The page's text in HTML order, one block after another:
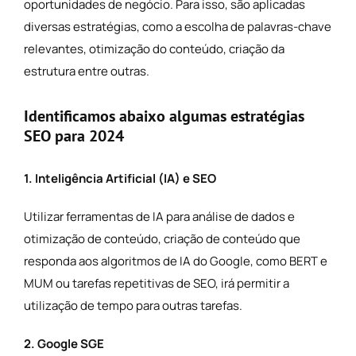
oportunidades de negócio. Para isso, são aplicadas
diversas estratégias, como a escolha de palavras-chave
relevantes, otimização do conteúdo, criação da
estrutura entre outras.
Identificamos abaixo algumas estratégias
SEO para 2024
1. Inteligência Artificial (IA) e SEO
Utilizar ferramentas de IA para análise de dados e
otimização de conteúdo, criação de conteúdo que
responda aos algoritmos de IA do Google, como BERT e
MUM ou tarefas repetitivas de SEO, irá permitir a
utilização de tempo para outras tarefas.
2. Google SGE